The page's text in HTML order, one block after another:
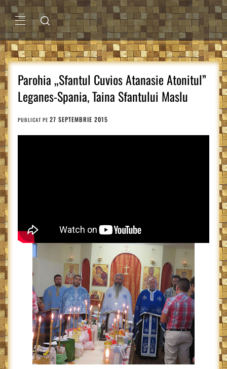
Sari
la
conținutMENIU
PRINCIPAL
Parohia „Sfantul Cuvios Atanasie Atonitul”
Leganes-Spania, Taina Sfantului Maslu
PUBLICAT PE 27 SEPTEMBRIE 2015